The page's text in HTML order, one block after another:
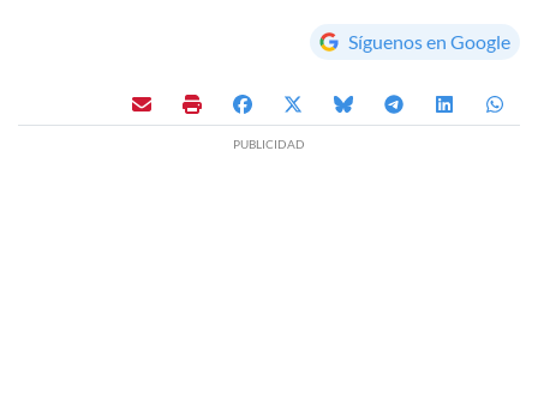
Síguenos en Google